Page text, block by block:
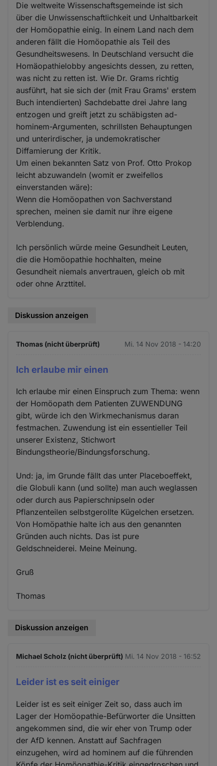
Die weltweite Wissenschaftsgemeinde ist sich
über die Unwissenschaftlichkeit und Unhaltbarkeit
der Homöopathie einig. In einem Land nach dem
anderen fällt die Homöopathie als Teil des
Gesundheitswesens. In Deutschland versucht die
Homäopathielobby angesichts dessen, zu retten,
was nicht zu retten ist. Wie Dr. Grams richtig
ausführt, hat sie sich der (mit Frau Grams' erstem
Buch intendierten) Sachdebatte drei Jahre lang
entzogen und greift jetzt zu schäbigsten ad-
hominem-Argumenten, schrillsten Behauptungen
und unterirdischer, ja undemokratischer
Diffamierung der Kritik.
Um einen bekannten Satz von Prof. Otto Prokop
leicht abzuwandeln (womit er zweifellos
einverstanden wäre):
Wenn die Homöopathen von Sachverstand
sprechen, meinen sie damit nur ihre eigene
Verblendung.
Ich persönlich würde meine Gesundheit Leuten,
die die Homöopathie hochhalten, meine
Gesundheit niemals anvertrauen, gleich ob mit
oder ohne Arzttitel.
Diskussion anzeigen
Thomas (nicht überprüft) Mi. 14 Nov 2018 - 14:20
Ich erlaube mir einen
Ich erlaube mir einen Einspruch zum Thema: wenn
der Homöopath dem Patienten ZUWENDUNG
gibt, würde ich den Wirkmechanismus daran
festmachen. Zuwendung ist ein essentieller Teil
unserer Existenz, Stichwort
Bindungstheorie/Bindungsforschung.
Und: ja, im Grunde fällt das unter Placeboeffekt,
die Globuli kann (und sollte) man auch weglassen
oder durch aus Papierschnipseln oder
Pflanzenteilen selbstgerollte Kügelchen ersetzen.
Von Homöpathie halte ich aus den genannten
Gründen auch nichts. Das ist pure
Geldschneiderei. Meine Meinung.
Gruß
Thomas
Diskussion anzeigen
Michael Scholz (nicht überprüft) Mi. 14 Nov 2018 - 16:52
Leider ist es seit einiger
Leider ist es seit einiger Zeit so, dass auch im
Lager der Homöopathie-Befürworter die Unsitten
angekommen sind, die wir eher von Trump oder
der AfD kennen. Anstatt auf Sachfragen
einzugehen, wird ad hominem auf die führenden